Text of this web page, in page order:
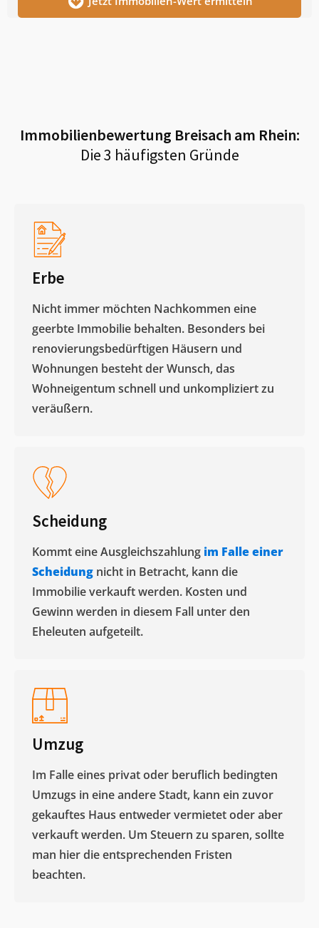
Immobilienbewertung Breisach am Rhein:
Die 3 häufigsten Gründe
Erbe
Nicht immer möchten Nachkommen eine
geerbte Immobilie behalten. Besonders bei
renovierungsbedürftigen Häusern und
Wohnungen besteht der Wunsch, das
Wohneigentum schnell und unkompliziert zu
veräußern. ​
Scheidung
Kommt eine Ausgleichszahlung im Falle einer
Scheidung nicht in Betracht, kann die
Immobilie verkauft werden. Kosten und
Gewinn werden in diesem Fall unter den
Eheleuten aufgeteilt.​
Umzug
Im Falle eines privat oder beruflich bedingten
Umzugs in eine andere Stadt, kann ein zuvor
gekauftes Haus entweder vermietet oder aber
verkauft werden. Um Steuern zu sparen, sollte
man hier die entsprechenden Fristen
beachten.